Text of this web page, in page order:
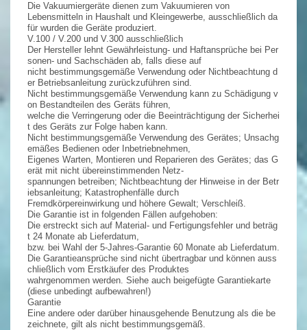
Die Vakuumiergeräte dienen zum Vakuumieren von
Lebensmitteln in Haushalt und Kleingewerbe, ausschließlich da
für wurden die Geräte produziert.
V.100 / V.200 und V.300 ausschließlich
Der Hersteller lehnt Gewährleistung- und Haftansprüche bei Per
sonen- und Sachschäden ab, falls diese auf
nicht bestimmungsgemäße Verwendung oder Nichtbeachtung d
er Betriebsanleitung zurückzuführen sind.
Nicht bestimmungsgemäße Verwendung kann zu Schädigung v
on Bestandteilen des Geräts führen,
welche die Verringerung oder die Beeinträchtigung der Sicherhei
t des Geräts zur Folge haben kann.
Nicht bestimmungsgemäße Verwendung des Gerätes; Unsachg
emäßes Bedienen oder Inbetriebnehmen,
Eigenes Warten, Montieren und Reparieren des Gerätes; das G
erät mit nicht übereinstimmenden Netz-
spannungen betreiben; Nichtbeachtung der Hinweise in der Betr
iebsanleitung; Katastrophenfälle durch
Fremdkörpereinwirkung und höhere Gewalt; Verschleiß.
Die Garantie ist in folgenden Fällen aufgehoben:
Die erstreckt sich auf Material- und Fertigungsfehler und beträg
t 24 Monate ab Lieferdatum,
bzw. bei Wahl der 5-Jahres-Garantie 60 Monate ab Lieferdatum.
Die Garantieansprüche sind nicht übertragbar und können auss
chließlich vom Erstkäufer des Produktes
wahrgenommen werden. Siehe auch beigefügte Garantiekarte
(diese unbedingt aufbewahren!)
Garantie
Eine andere oder darüber hinausgehende Benutzung als die be
zeichnete, gilt als nicht bestimmungsgemäß.